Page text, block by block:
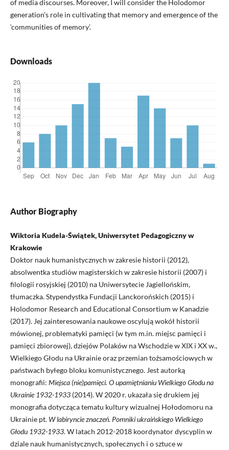
of media discourses. Moreover, I will consider the Holodomor
generation’s role in cultivating that memory and emergence of the
‘communities of memory’.
Downloads
Author Biography
Wiktoria Kudela-Świątek, Uniwersytet Pedagogiczny w
Krakowie
Doktor nauk humanistycznych w zakresie historii (2012),
absolwentka studiów magisterskich w zakresie historii (2007) i
filologii rosyjskiej (2010) na Uniwersytecie Jagiellońskim,
tłumaczka. Stypendystka Fundacji Lanckorońskich (2015) i
Holodomor Research and Educational Consortium w Kanadzie
(2017). Jej zainteresowania naukowe oscylują wokół historii
mówionej, problematyki pamięci (w tym m.in. miejsc pamięci i
pamięci zbiorowej), dziejów Polaków na Wschodzie w XIX i XX w.,
Wielkiego Głodu na Ukrainie oraz przemian tożsamościowych w
państwach byłego bloku komunistycznego. Jest autorką
monografii: Miejsca (nie)pamięci. O upamiętnianiu Wielkiego Głodu na
Ukrainie 1932-1933(2014). W 2020 r. ukazała się drukiem jej
monografia dotycząca tematu kultury wizualnej Hołodomoru na
Ukrainie pt. W labiryncie znaczeń. Pomniki ukraińskiego Wielkiego
Głodu 1932-1933. W latach 2012-2018 koordynator dyscyplin w
dziale nauk humanistycznych, społecznych i o sztuce w